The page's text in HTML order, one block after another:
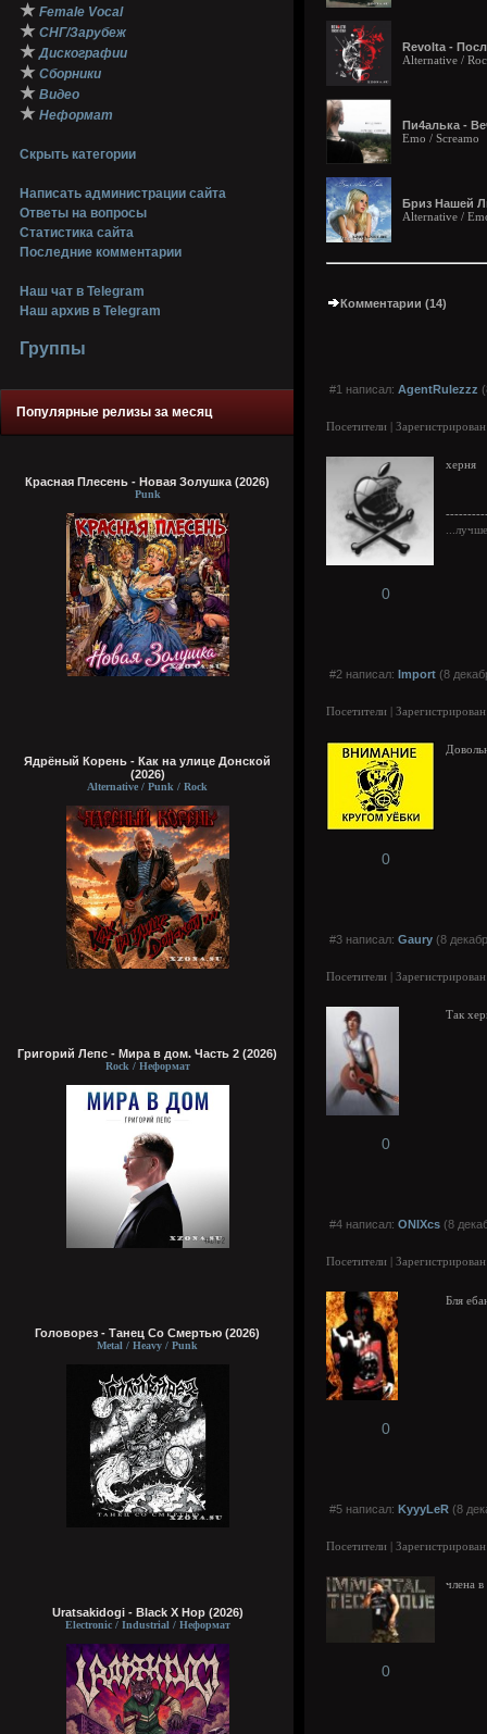
★ Female Vocal
★ СНГ/Зарубеж
★ Дискографии
★ Сборники
★ Видео
★ Неформат
Скрыть категории
Написать администрации сайта
Ответы на вопросы
Статистика сайта
Последние комментарии
Наш чат в Telegram
Наш архив в Telegram
Группы
Популярные релизы за месяц
Красная Плесень - Новая Золушка (2026)
Punk
Ядрёный Корень - Как на улице Донской
(2026)
Alternative / Punk / Rock
Григорий Лепс - Мира в дом. Часть 2 (2026)
Rock / Неформат
Головорез - Tанец Со Смертью (2026)
Metal / Heavy / Punk
Uratsakidogi - Black X Hop (2026)
Electronic / Industrial / Неформат
Revolta -
Alternative /
Пи4алька -
Emo / Screamo
Бриз Нашей
Alternative /
Комментарии (14)
#1 написал: AgentRulezzz
Посетители |
херня
0
#2 написал: Import (8
Посетители |
0
#3 написал: Gaury (8
Посетители |
Так
0
#4 написал: ONIXcs (8
Посетители |
Бля
0
#5 написал: KyyyLeR (8
Посетители |
члена в
0